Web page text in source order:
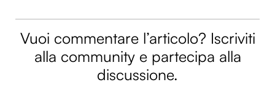
Vuoi commentare l’articolo? Iscriviti
alla community e partecipa alla
discussione.